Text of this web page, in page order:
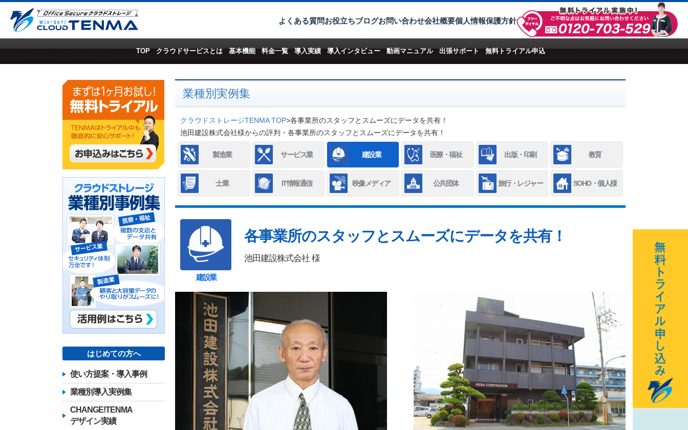
よくある質問お役立ちブログお問い合わせ会社概要個人情報保護方針
TOP クラウドサービスとは 基本機能 料金一覧 導入実績 導入インタビュー 動画マニュアル 出張サポート 無料トライアル申込
業種別実例集
クラウドストレージTENMA TOP>各事業所のスタッフとスムーズにデータを共有！
池田建設株式会社様からの評判・各事業所のスタッフとスムーズにデータを共有！
製造業 サービス業 建設業 医療・福祉 出版・印刷 教育
士業 IT情報通信 映像メディア 公共団体 旅行・レジャー SOHO・個人様
建設業
各事業所のスタッフとスムーズにデータを共有！
池田建設株式会社 様
はじめての方へ
使い方提案・導入事例
業種別導入実例集
CHANGE!TENMA
デザイン実績